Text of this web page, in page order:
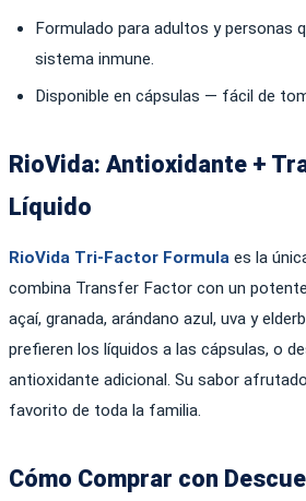
Formulado para adultos y personas
sistema inmune.
Disponible en cápsulas — fácil de
RioVida: Antioxidante +
Líquido
RioVida Tri-Factor Formula es la
combina Transfer Factor con un
açaí, granada, arándano azul, uva y
prefieren los líquidos a las cápsulas, o
antioxidante adicional. Su sabor
favorito de toda la familia.
Cómo Comprar con